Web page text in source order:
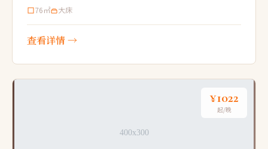
76㎡ 大床
查看详情 →
¥1022
起/晚